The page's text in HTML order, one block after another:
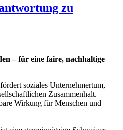
zu
– für eine faire, nachhaltige
soziales Unternehmertum,
Zusammenhalt.
Wirkung für Menschen und